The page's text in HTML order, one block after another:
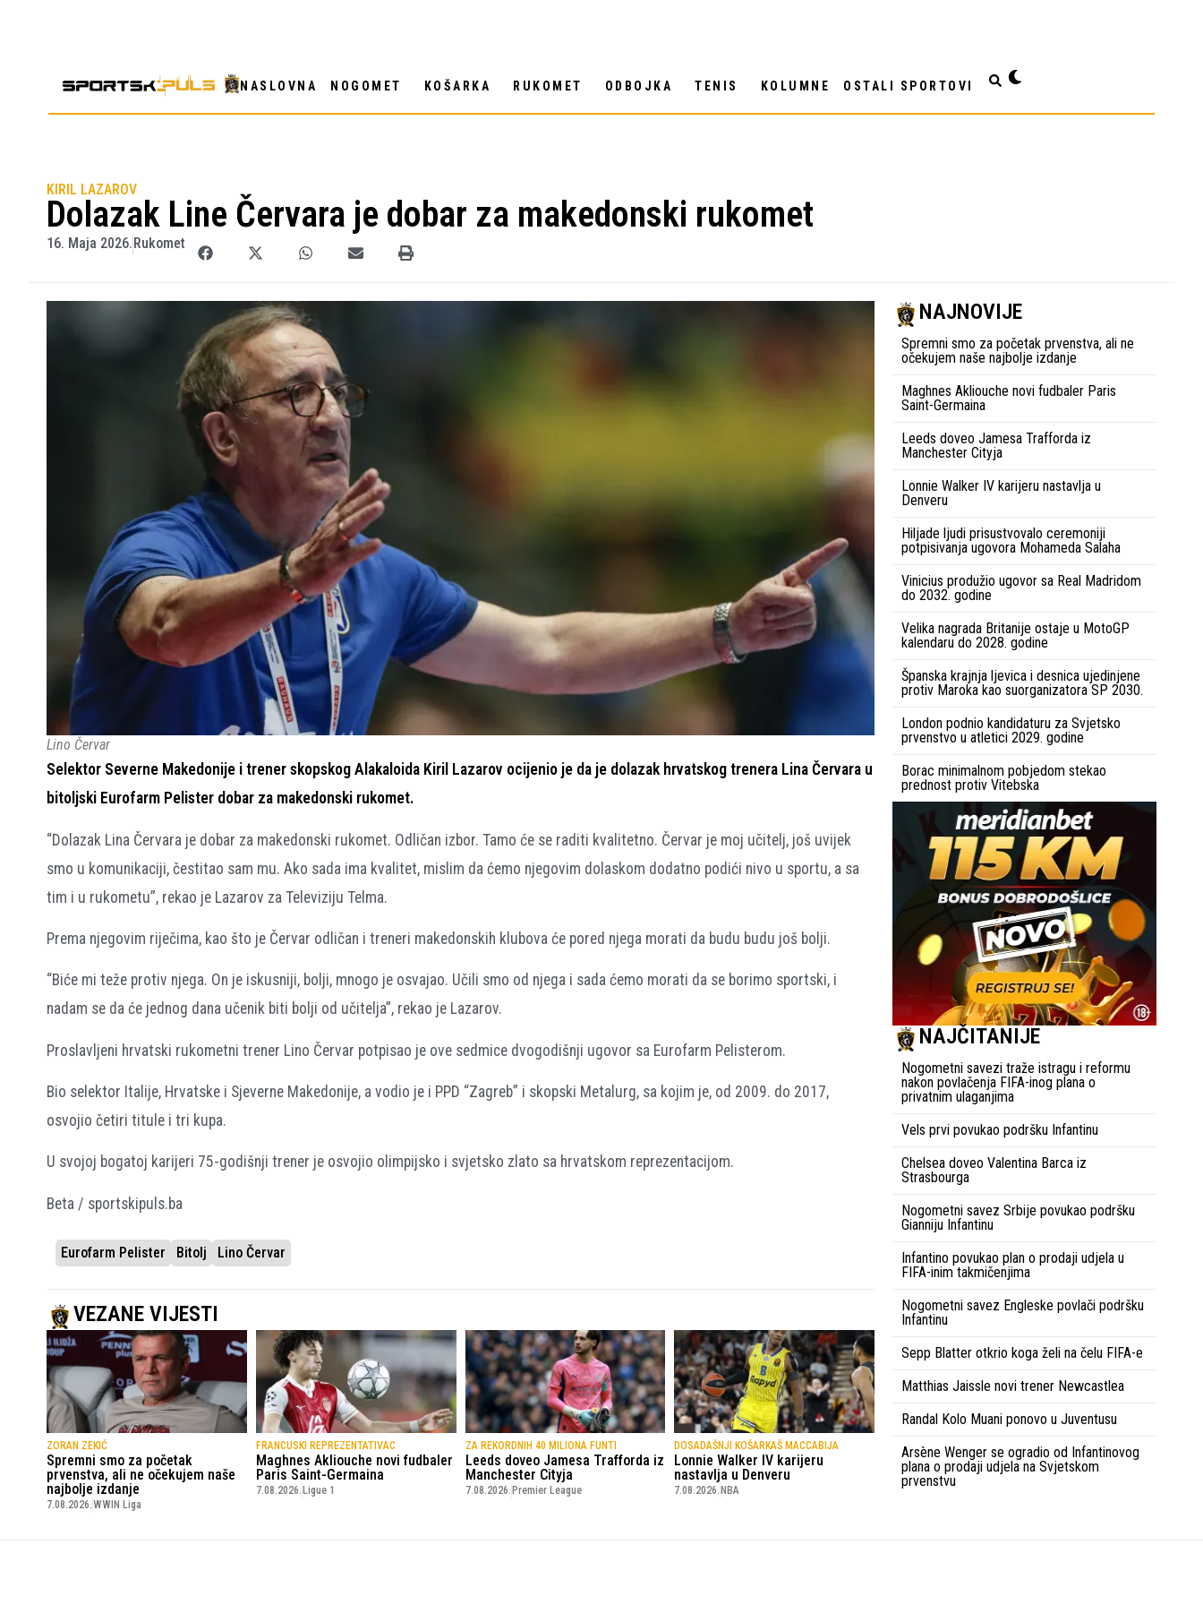
NASLOVNA NOGOMET KOŠARKA RUKOMET ODBOJKA TENIS KOLUMNE OSTALI SPORTOVI
KIRIL LAZAROV
Dolazak Line Červara je dobar za makedonski rukomet
16. Maja 2026.Rukomet
Lino Červar
Selektor Severne Makedonije i trener skopskog Alakaloida Kiril Lazarov ocijenio je da je dolazak hrvatskog trenera Lina Červara u
bitoljski Eurofarm Pelister dobar za makedonski rukomet.
“Dolazak Lina Červara je dobar za makedonski rukomet. Odličan izbor. Tamo će se raditi kvalitetno. Červar je moj učitelj, još uvijek
smo u komunikaciji, čestitao sam mu. Ako sada ima kvalitet, mislim da ćemo njegovim dolaskom dodatno podići nivo u sportu, a sa
tim i u rukometu”, rekao je Lazarov za Televiziju Telma.
Prema njegovim riječima, kao što je Červar odličan i treneri makedonskih klubova će pored njega morati da budu budu još bolji.
“Biće mi teže protiv njega. On je iskusniji, bolji, mnogo je osvajao. Učili smo od njega i sada ćemo morati da se borimo sportski, i
nadam se da će jednog dana učenik biti bolji od učitelja”, rekao je Lazarov.
Proslavljeni hrvatski rukometni trener Lino Červar potpisao je ove sedmice dvogodišnji ugovor sa Eurofarm Pelisterom.
Bio selektor Italije, Hrvatske i Sjeverne Makedonije, a vodio je i PPD “Zagreb” i skopski Metalurg, sa kojim je, od 2009. do 2017,
osvojio četiri titule i tri kupa.
U svojoj bogatoj karijeri 75-godišnji trener je osvojio olimpijsko i svjetsko zlato sa hrvatskom reprezentacijom.
Beta / sportskipuls.ba
Eurofarm Pelister Bitolj Lino Červar
VEZANE VIJESTI
ZORAN ZEKIĆ
Spremni smo za početak
prvenstva, ali ne očekujem naše
najbolje izdanje
7.08.2026.WWIN Liga
FRANCUSKI REPREZENTATIVAC
Maghnes Akliouche novi fudbaler
Paris Saint-Germaina
7.08.2026. Ligue 1
ZA REKORDNIH 40 MILIONA FUNTI
Leeds doveo Jamesa Trafforda iz
Manchester Cityja
7.08.2026. Premier League
DOSADAŠNJI KOŠARKAŠ MACCABIJA
Lonnie Walker IV karijeru
nastavlja u Denveru
7.08.2026. NBA
NAJNOVIJE
Spremni smo za početak prvenstva, ali ne
očekujem naše najbolje izdanje
Maghnes Akliouche novi fudbaler Paris
Saint-Germaina
Leeds doveo Jamesa Trafforda iz
Manchester Cityja
Lonnie Walker IV karijeru nastavlja u
Denveru
Hiljade ljudi prisustvovalo ceremoniji
potpisivanja ugovora Mohameda Salaha
Vinicius produžio ugovor sa Real Madridom
do 2032. godine
Velika nagrada Britanije ostaje u MotoGP
kalendaru do 2028. godine
Španska krajnja ljevica i desnica ujedinjene
protiv Maroka kao suorganizatora SP 2030.
London podnio kandidaturu za Svjetsko
prvenstvo u atletici 2029. godine
Borac minimalnom pobjedom stekao
prednost protiv Vitebska
NAJČITANIJE
Nogometni savezi traže istragu i reformu
nakon povlačenja FIFA-inog plana o
privatnim ulaganjima
Vels prvi povukao podršku Infantinu
Chelsea doveo Valentina Barca iz
Strasbourga
Nogometni savez Srbije povukao podršku
Gianniju Infantinu
Infantino povukao plan o prodaji udjela u
FIFA-inim takmičenjima
Nogometni savez Engleske povlači podršku
Infantinu
Sepp Blatter otkrio koga želi na čelu FIFA-e
Matthias Jaissle novi trener Newcastlea
Randal Kolo Muani ponovo u Juventusu
Arsène Wenger se ogradio od Infantinovog
plana o prodaji udjela na Svjetskom
prvenstvu